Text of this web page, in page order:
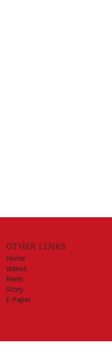
OTHER LINKS
Home
Videos
Reels
Story
E-Paper